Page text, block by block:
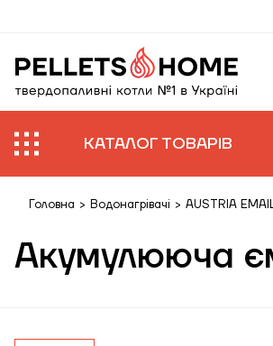
КАТАЛОГ ТОВАРІВ
Головна > Водонагрівачі > AUSTRIA
Акумулююча